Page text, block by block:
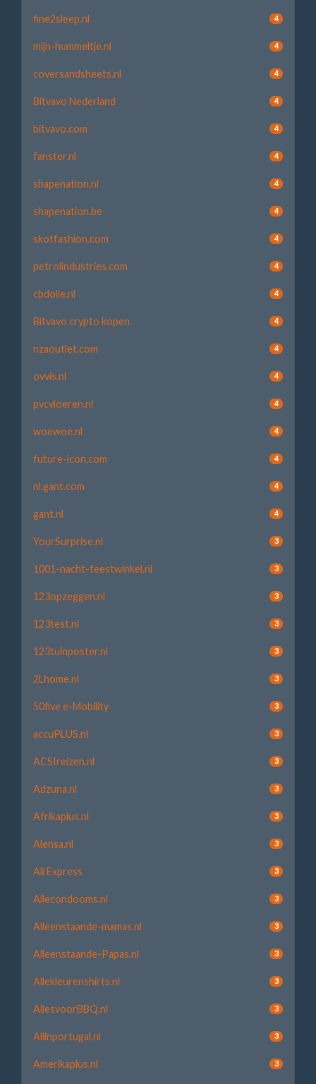
fine2sleep.nl 4
mijn-hummeltje.nl 4
coversandsheets.nl 4
Bitvavo Nederland 4
bitvavo.com 4
fanster.nl 4
shapenation.nl 4
shapenation.be 4
skotfashion.com 4
petrolindustries.com 4
cbdolie.nl 4
Bitvavo crypto kopen 4
nzaoutlet.com 4
ovvis.nl 4
pvcvloeren.nl 4
woewoe.nl 4
future-icon.com 4
nl.gant.com 4
gant.nl 4
YourSurprise.nl 3
1001-nacht-feestwinkel.nl 3
123opzeggen.nl 3
123test.nl 3
123tuinposter.nl 3
2Lhome.nl 3
50five e-Mobility 3
accuPLUS.nl 3
ACSIreizen.nl 3
Adzuna.nl 3
Afrikaplus.nl 3
Alensa.nl 3
Ali Express 3
Allecondooms.nl 3
Alleenstaande-mamas.nl 3
Alleenstaande-Papas.nl 3
Allekleurenshirts.nl 3
AllesvoorBBQ.nl 3
Allinportugal.nl 3
Amerikaplus.nl 3